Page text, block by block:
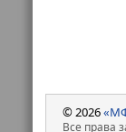
© 2026
Все права